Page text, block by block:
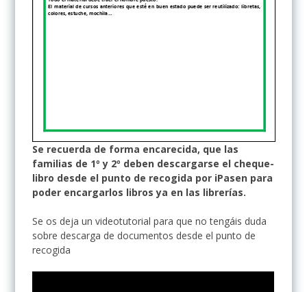
Se recuerda de forma encarecida, que las
familias de 1º y 2º deben descargarse el cheque-
libro desde el punto de recogida por iPasen para
poder encargarlos libros ya en las librerías.
Se os deja un videotutorial para que no tengáis duda
sobre descarga de documentos desde el punto de
recogida